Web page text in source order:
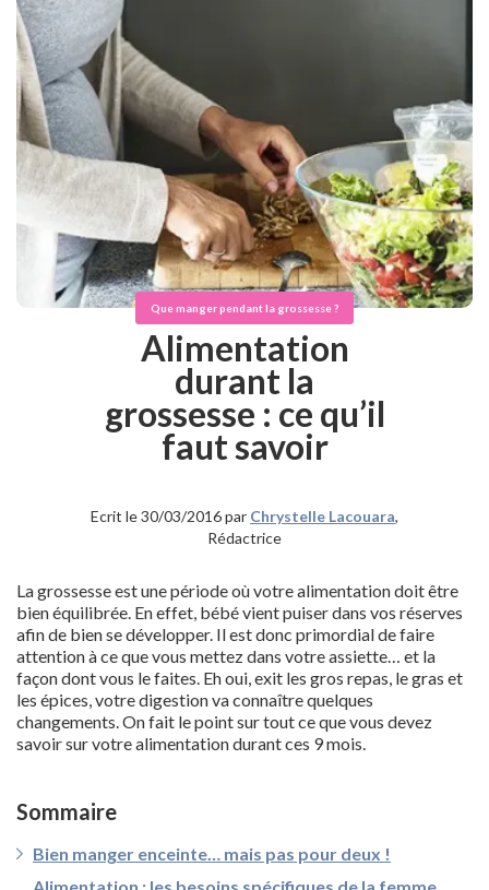
Que manger pendant la grossesse ?
Alimentation
durant la
grossesse : ce qu’il
faut savoir
Ecrit le 30/03/2016 par Chrystelle Lacouara,
Rédactrice
La grossesse est une période où votre alimentation doit être
bien équilibrée. En effet, bébé vient puiser dans vos réserves
afin de bien se développer. Il est donc primordial de faire
attention à ce que vous mettez dans votre assiette… et la
façon dont vous le faites. Eh oui, exit les gros repas, le gras et
les épices, votre digestion va connaître quelques
changements. On fait le point sur tout ce que vous devez
savoir sur votre alimentation durant ces 9 mois.
Sommaire
Bien manger enceinte… mais pas pour deux !